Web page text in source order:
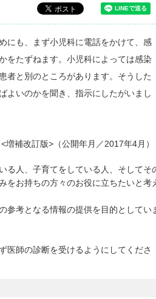
にも、まず小児科に電話をかけて、感
をたずねます。小児科によっては感染
者と別のところがあります。そうした
よいのかを聞き、指示にしたがいまし
補改訂版>（公開年月／2017年4月）
る人、子育てをしている人、そしてそ
をお持ちの方々のお役に立ちたいと考
参考となる情報の提供を目的としてい
医師の診断を受けるようにしてくださ